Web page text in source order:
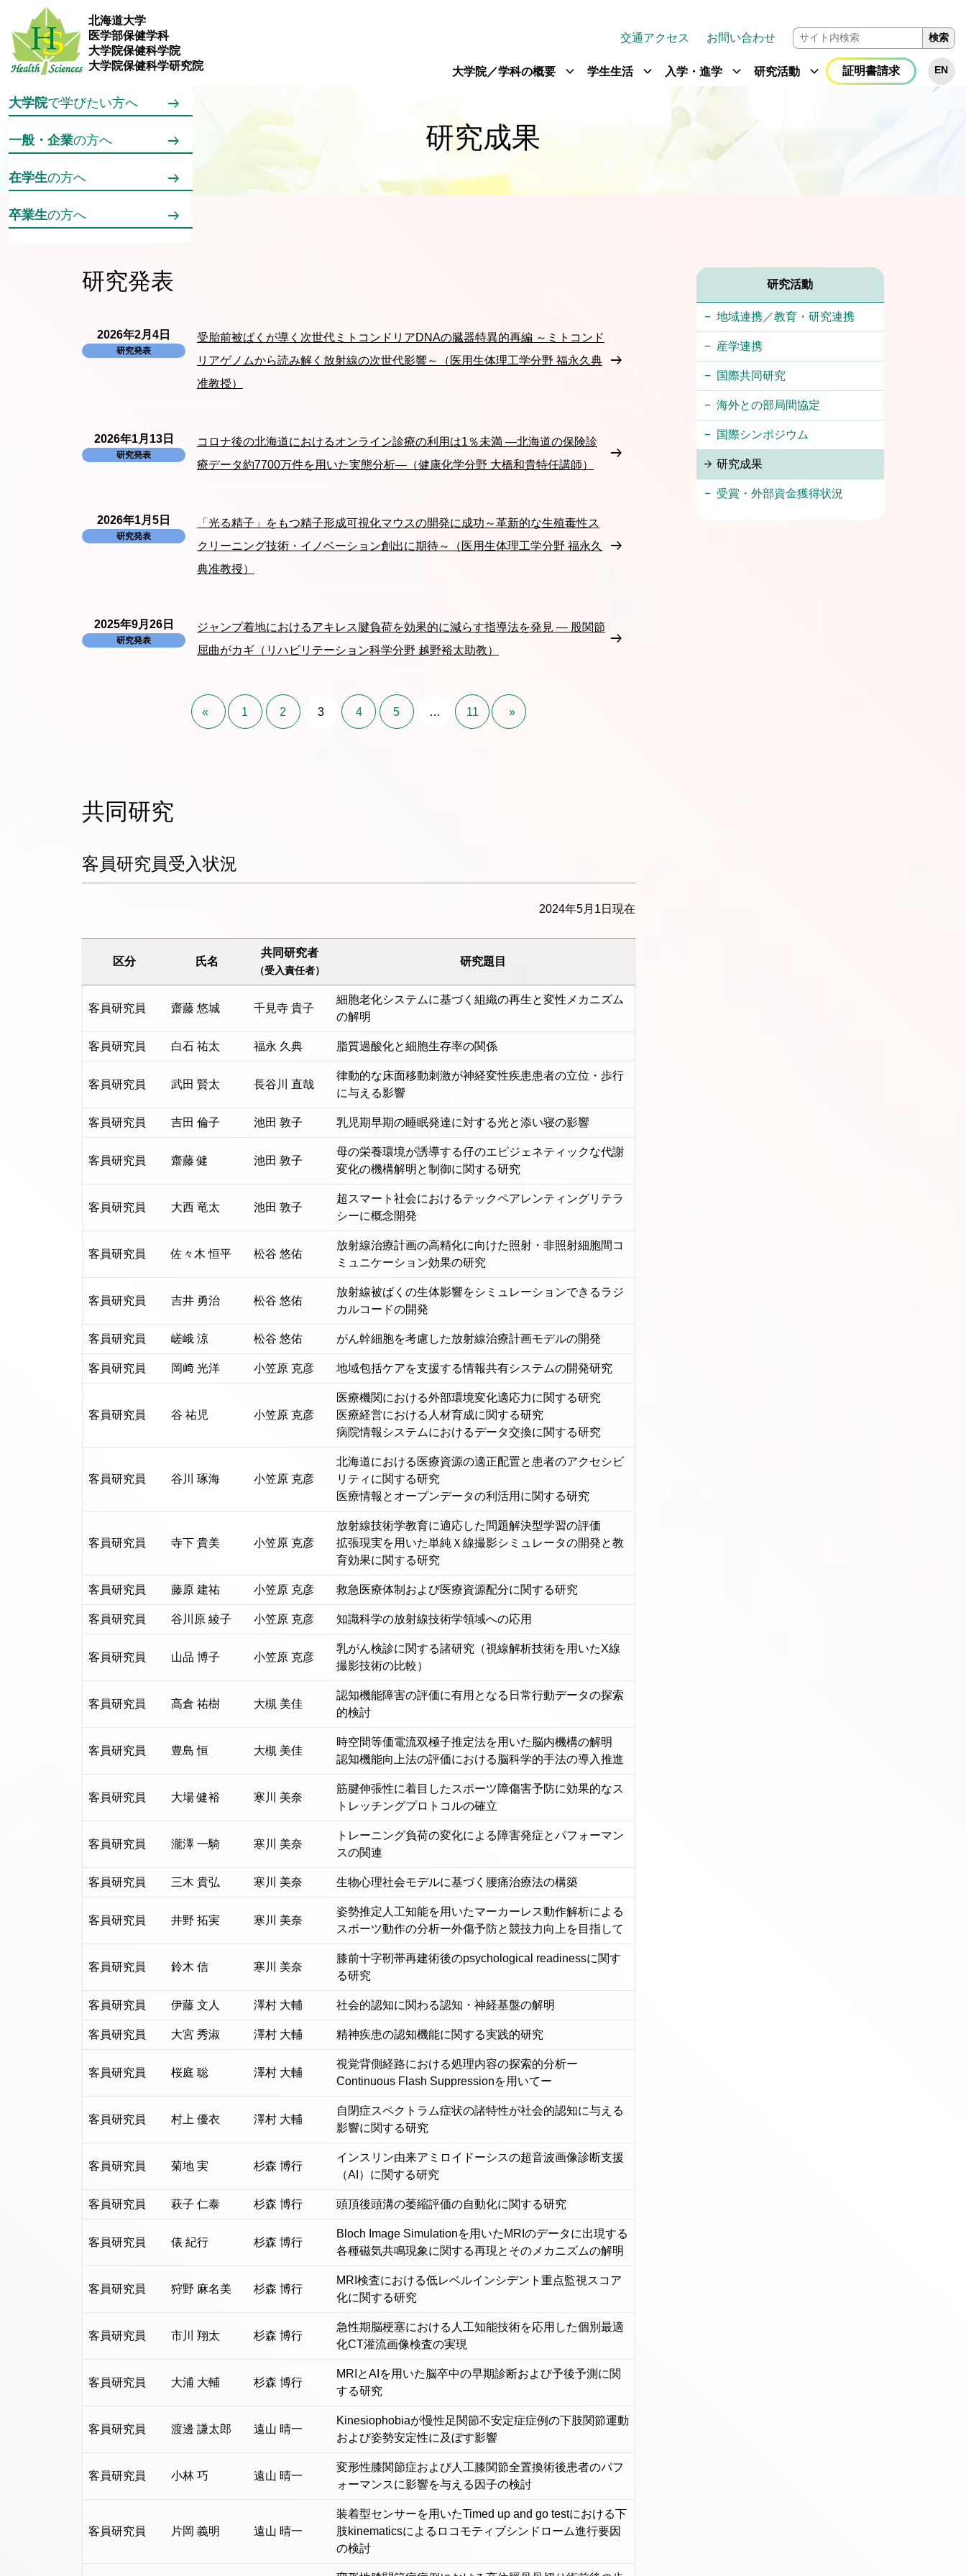
メインコンテンツへスキップ
北海道大学
医学部保健学科
大学院保健科学院
大学院保健科学研究院
交通アクセス お問い合わせ 検索
大学院／学科の概要 expand_more 学生生活 expand_more 入学・進学 expand_more 研究活動 expand_more 証明書請求 EN
訪問者別メニュー
保健学科で学びたい方へ
大学院で学びたい方へ
一般・企業の方へ
在学生の方へ
卒業生の方へ
研究成果
ホーム 研究活動
研究発表
受胎前被ばくが導く次世代ミトコンドリアDNAの臓器特異的再編 ～ミトコンド
リアゲノムから読み解く放射線の次世代影響～（医用生体理工学分野 福永久典
准教授）
2026年2月4日
コロナ後の北海道におけるオンライン診療の利用は1％未満 ―北海道の保険診
療データ約7700万件を用いた実態分析―（健康化学分野 大橋和貴特任講師）
2026年1月13日
「光る精子」をもつ精子形成可視化マウスの開発に成功～革新的な生殖毒性ス
クリーニング技術・イノベーション創出に期待～（医用生体理工学分野 福永久
典准教授）
2026年1月5日
ジャンプ着地におけるアキレス腱負荷を効果的に減らす指導法を発見 ― 股関節
屈曲がカギ（リハビリテーション科学分野 越野裕太助教）
2025年9月26日
« 1 2 3 4 5 … 11 »
共同研究
客員研究員受入状況
2024年5月1日現在
区分 氏名
共同研究者
（受入責任者）
研究題目
客員研究員 齋藤 悠城 千見寺 貴子
細胞老化システムに基づく組織の再生と変性メカニズム
の解明
客員研究員 白石 祐太 福永 久典 脂質過酸化と細胞生存率の関係
客員研究員 武田 賢太 長谷川 直哉
律動的な床面移動刺激が神経変性疾患患者の立位・歩行
に与える影響
客員研究員 吉田 倫子 池田 敦子 乳児期早期の睡眠発達に対する光と添い寝の影響
客員研究員 齋藤 健 池田 敦子
母の栄養環境が誘導する仔のエピジェネティックな代謝
変化の機構解明と制御に関する研究
客員研究員 大西 竜太 池田 敦子
超スマート社会におけるテックペアレンティングリテラ
シーに概念開発
客員研究員 佐々木 恒平 松谷 悠佑
放射線治療計画の高精化に向けた照射・非照射細胞間コ
ミュニケーション効果の研究
客員研究員 吉井 勇治 松谷 悠佑
放射線被ばくの生体影響をシミュレーションできるラジ
カルコードの開発
客員研究員 嵯峨 涼 松谷 悠佑 がん幹細胞を考慮した放射線治療計画モデルの開発
客員研究員 岡﨑 光洋 小笠原 克彦 地域包括ケアを支援する情報共有システムの開発研究
客員研究員 谷 祐児 小笠原 克彦
医療機関における外部環境変化適応力に関する研究
医療経営における人材育成に関する研究
病院情報システムにおけるデータ交換に関する研究
客員研究員 谷川 琢海 小笠原 克彦
北海道における医療資源の適正配置と患者のアクセシビ
リティに関する研究
医療情報とオープンデータの利活用に関する研究
客員研究員 寺下 貴美 小笠原 克彦
放射線技術学教育に適応した問題解決型学習の評価
拡張現実を用いた単純Ｘ線撮影シミュレータの開発と教
育効果に関する研究
客員研究員 藤原 建祐 小笠原 克彦 救急医療体制および医療資源配分に関する研究
客員研究員 谷川原 綾子 小笠原 克彦 知識科学の放射線技術学領域への応用
客員研究員 山品 博子 小笠原 克彦
乳がん検診に関する諸研究（視線解析技術を用いたX線
撮影技術の比較）
客員研究員 高倉 祐樹 大槻 美佳
認知機能障害の評価に有用となる日常行動データの探索
的検討
客員研究員 豊島 恒 大槻 美佳
時空間等価電流双極子推定法を用いた脳内機構の解明
認知機能向上法の評価における脳科学的手法の導入推進
客員研究員 大場 健裕 寒川 美奈
筋腱伸張性に着目したスポーツ障傷害予防に効果的なス
トレッチングプロトコルの確立
客員研究員 瀧澤 一騎 寒川 美奈
トレーニング負荷の変化による障害発症とパフォーマン
スの関連
客員研究員 三木 貴弘 寒川 美奈 生物心理社会モデルに基づく腰痛治療法の構築
客員研究員 井野 拓実 寒川 美奈
姿勢推定人工知能を用いたマーカーレス動作解析による
スポーツ動作の分析ー外傷予防と競技力向上を目指して
客員研究員 鈴木 信 寒川 美奈
膝前十字靭帯再建術後のpsychological readinessに関す
る研究
客員研究員 伊藤 文人 澤村 大輔 社会的認知に関わる認知・神経基盤の解明
客員研究員 大宮 秀淑 澤村 大輔 精神疾患の認知機能に関する実践的研究
客員研究員 桜庭 聡 澤村 大輔
視覚背側経路における処理内容の探索的分析ー
Continuous Flash Suppressionを用いてー
客員研究員 村上 優衣 澤村 大輔
自閉症スペクトラム症状の諸特性が社会的認知に与える
影響に関する研究
客員研究員 菊地 実 杉森 博行
インスリン由来アミロイドーシスの超音波画像診断支援
（AI）に関する研究
客員研究員 萩子 仁泰 杉森 博行 頭頂後頭溝の萎縮評価の自動化に関する研究
客員研究員 俵 紀行 杉森 博行
Bloch Image Simulationを用いたMRIのデータに出現する
各種磁気共鳴現象に関する再現とそのメカニズムの解明
客員研究員 狩野 麻名美 杉森 博行
MRI検査における低レベルインシデント重点監視スコア
化に関する研究
客員研究員 市川 翔太 杉森 博行
急性期脳梗塞における人工知能技術を応用した個別最適
化CT灌流画像検査の実現
客員研究員 大浦 大輔 杉森 博行
MRIとAIを用いた脳卒中の早期診断および予後予測に関
する研究
客員研究員 渡邊 謙太郎 遠山 晴一
Kinesiophobiaが慢性足関節不安定症症例の下肢関節運動
および姿勢安定性に及ぼす影響
客員研究員 小林 巧 遠山 晴一
変形性膝関節症および人工膝関節全置換術後患者のパフ
ォーマンスに影響を与える因子の検討
客員研究員 片岡 義明 遠山 晴一
装着型センサーを用いたTimed up and go testにおける下
肢kinematicsによるロコモティブシンドローム進行要因
の検討
研究活動
地域連携／教育・研究連携
産学連携
国際共同研究
海外との部局間協定
国際シンポジウム
研究成果
受賞・外部資金獲得状況